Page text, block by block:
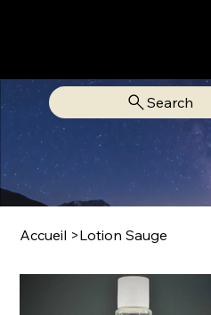
Accueil >Lotion Sauge
LIBRAIRIE SPIRITUELLESearch